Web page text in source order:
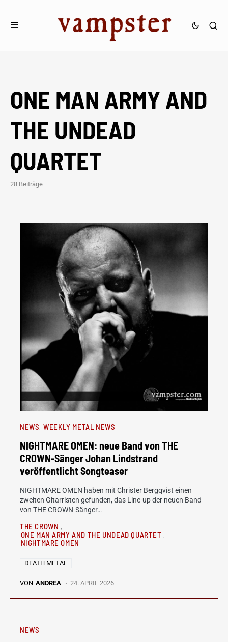
ONE MAN ARMY AND
THE UNDEAD
QUARTET
28 Beiträge
NEWS WEEKLY METAL NEWS
NIGHTMARE OMEN: neue Band von THE
CROWN-Sänger Johan Lindstrand
veröffentlicht Songteaser
NIGHTMARE OMEN haben mit Christer Bergqvist einen
zweiten Gitarristen gefunden, das Line-up der neuen Band
von THE CROWN-Sänger…
THE CROWN
ONE MAN ARMY AND THE UNDEAD QUARTET
NIGHTMARE OMEN
DEATH METAL
VON ANDREA 24. APRIL 2026
NEWS